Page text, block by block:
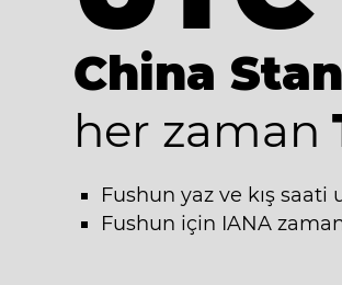
China
her zaman
Fushun yaz ve kış saati
Fushun için IANA